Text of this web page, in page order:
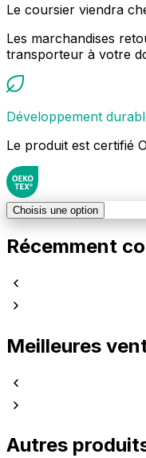
Le coursier viendra
Les marchandises
transporteur à votre
Développement
Le produit est certifié
Choisis une option
Récemment
Meilleures
Autres